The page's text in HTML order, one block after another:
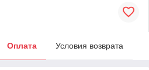
Оплата Условия возврата